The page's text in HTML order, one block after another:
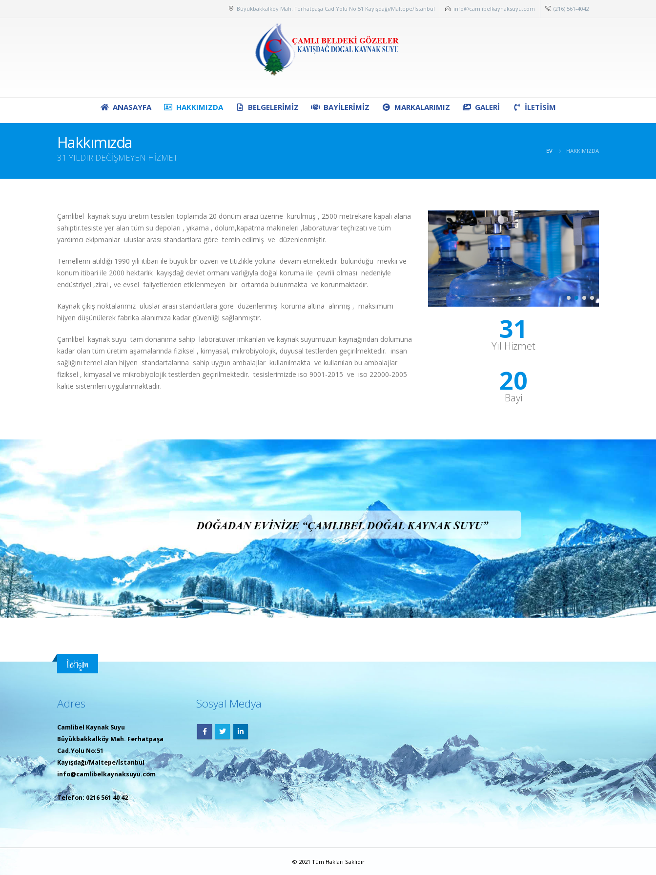
Büyükbakkalköy Mah. Ferhatpaşa Cad.Yolu No:51 Kayışdağı/Maltepe/İstanbul info@camlibelkaynaksuyu.com (216) 561-4042
ANASAYFA HAKKIMIZDA BELGELERIMIZ BAYILERIMIZ MARKALARIMIZ GALERI İLETİSİM
Hakkımızda
31 YILDIR DEĞİŞMEYEN HİZMET
EV HAKKIMIZDA
Çamlıbel kaynak suyu üretim tesisleri toplamda 20 dönüm arazi üzerine kurulmuş , 2500 metrekare kapalı alana
sahiptir.tesiste yer alan tüm su depoları , yıkama , dolum,kapatma makineleri ,laboratuvar teçhizatı ve tüm
yardımcı ekipmanlar uluslar arası standartlara göre temin edilmiş ve düzenlenmiştir.
Temellerin atıldığı 1990 yılı itibari ile büyük bir özveri ve titizlikle yoluna devam etmektedir. bulunduğu mevkii ve
konum itibari ile 2000 hektarlık kayışdağ devlet ormanı varlığıyla doğal koruma ile çevrili olması nedeniyle
endüstriyel ,zirai , ve evsel faliyetlerden etkilenmeyen bir ortamda bulunmakta ve korunmaktadır.
Kaynak çıkış noktalarımız uluslar arası standartlara göre düzenlenmiş koruma altına alınmış , maksimum
hijyen düşünülerek fabrika alanımıza kadar güvenliği sağlanmıştır.
Çamlıbel kaynak suyu tam donanıma sahip laboratuvar imkanları ve kaynak suyumuzun kaynağından dolumuna
kadar olan tüm üretim aşamalarında fiziksel , kimyasal, mikrobiyolojik, duyusal testlerden geçirilmektedir. insan
sağlığını temel alan hijyen standartalarına sahip uygun ambalajlar kullanılmakta ve kullanılan bu ambalajlar
fiziksel , kimyasal ve mikrobiyolojik testlerden geçirilmektedir. tesislerimizde ıso 9001-2015 ve ıso 22000-2005
kalite sistemleri uygulanmaktadır.
31
Yıl Hizmet
20
Bayi
İletişim
Adres
Camlibel Kaynak Suyu
Büyükbakkalköy Mah. Ferhatpaşa
Cad.Yolu No:51
Kayışdağı/Maltepe/İstanbul
info@camlibelkaynaksuyu.com
Telefon: 0216 561 40 42
Sosyal Medya
© 2021 Tüm Hakları Saklıdır